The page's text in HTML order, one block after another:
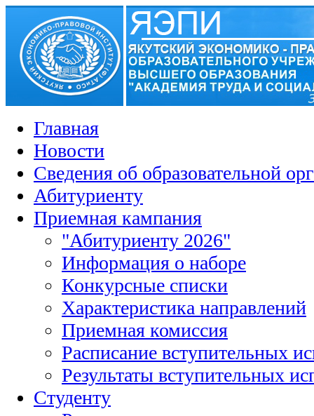
Главная
Новости
Сведения об образовательной
Абитуриенту
Приемная кампания
"Абитуриенту 2026"
Информация о наборе
Конкурсные списки
Характеристика направлений
Приемная комиссия
Расписание вступительных
Результаты вступительных
Студенту